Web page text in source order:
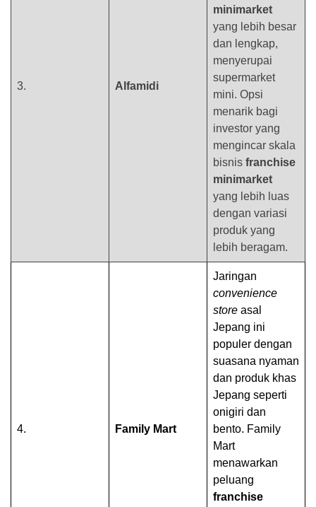
3. Alfamidi
minimarket
yang lebih besar
dan lengkap,
menyerupai
supermarket
mini. Opsi
menarik bagi
investor yang
mengincar skala
bisnis franchise
minimarket
yang lebih luas
dengan variasi
produk yang
lebih beragam.
4. Family Mart
Jaringan
convenience
store asal
Jepang ini
populer dengan
suasana nyaman
dan produk khas
Jepang seperti
onigiri dan
bento. Family
Mart
menawarkan
peluang
franchise